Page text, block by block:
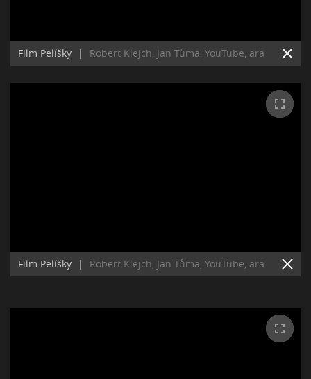
Film Pelíšky | Robert Klejch, Jan Tůma, YouTube, ara
Film Pelíšky | Robert Klejch, Jan Tůma, YouTube, ara